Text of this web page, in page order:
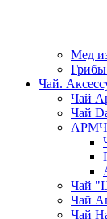
Мед
Чай.
Чай
Чай
Чай
Чай
Чай